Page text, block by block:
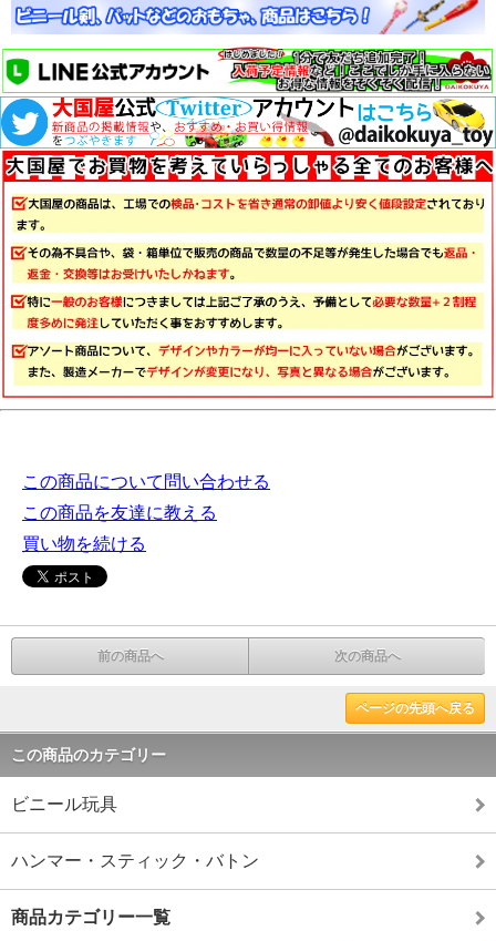
この商品について問い合わせる
この商品を友達に教える
買い物を続ける
前の商品へ 次の商品へ
ページの先頭へ戻る
この商品のカテゴリー
ビニール玩具
ハンマー・スティック・バトン
商品カテゴリー一覧